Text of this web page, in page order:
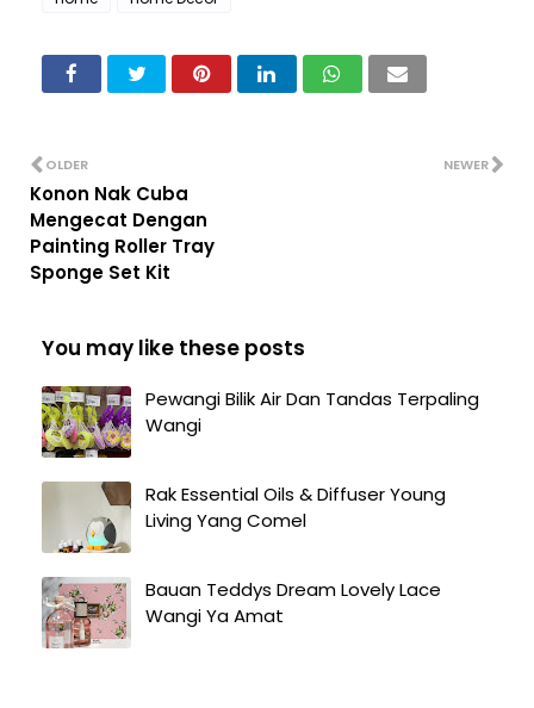
NEWER
OLDER
Konon Nak Cuba
Mengecat Dengan
Painting Roller Tray
Sponge Set Kit
You may like these posts
Pewangi Bilik Air Dan Tandas Terpaling
Wangi
Rak Essential Oils & Diffuser Young
Living Yang Comel
Bauan Teddys Dream Lovely Lace
Wangi Ya Amat